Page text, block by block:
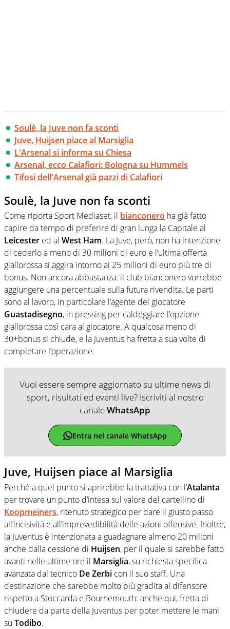
Soulè, la Juve non fa sconti
Juve, Huijsen piace al Marsiglia
L'Arsenal si informa su Chiesa
Arsenal, ecco Calafiori: Bologna su Hummels
Tifosi dell'Arsenal già pazzi di Calafiori
Soulè, la Juve non fa sconti
Come riporta Sport Mediaset, il bianconero ha già fatto
capire da tempo di preferire di gran lunga la Capitale al
Leicester ed al West Ham. La Juve, però, non ha intenzione
di cederlo a meno di 30 milioni di euro e l’ultima offerta
giallorossa si aggira intorno ai 25 milioni di euro più tre di
bonus. Non ancora abbastanza: il club bianconero vorrebbe
aggiungere una percentuale sulla futura rivendita. Le parti
sono al lavoro, in particolare l’agente del giocatore
Guastadisegno, in pressing per caldeggiare l’opzione
giallorossa così cara al giocatore. A qualcosa meno di
30+bonus si chiude, e la Juventus ha fretta a sua volte di
completare l’operazione.
Vuoi essere sempre aggiornato su ultime news di
sport, risultati ed eventi live? Iscriviti al nostro
canaleWhatsApp
Entra nel canale WhatsApp
Juve, Huijsen piace al Marsiglia
Perché a quel punto si aprirebbe la trattativa con l’Atalanta
per trovare un punto d’intesa sul valore del cartellino di
Koopmeiners, ritenuto strategico per dare il giusto passo
all’incisività e all’imprevedibilità delle azioni offensive. Inoltre,
la Juventus è intenzionata a guadagnare almeno 20 milioni
anche dalla cessione di Huijsen, per il quale si sarebbe fatto
avanti nelle ultime ore il Marsiglia, su richiesta specifica
avanzata dal tecnico De Zerbi con il suo staff. Una
destinazione che sarebbe molto più gradita al difensore
rispetto a Stoccarda e Bournemouth: anche qui, fretta di
chiudere da parte della Juventus per poter mettere le mani
su Todibo.